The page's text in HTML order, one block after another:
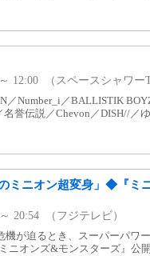
12:00 （スペースシャワー
／Number_i／BALLISTIK
誉伝説／Chevon／DISH//／
ミニオン超変身」◆『ミ
20:54 （フジテレビ）
機が迫るとき、スーパーパワ
ニオンズ&モンスターズ』公